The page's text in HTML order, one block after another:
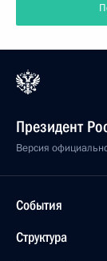
Президент
Версия
События
Структура